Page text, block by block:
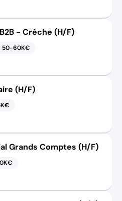
- Crèche (H/F)
50-60K€
(H/F)
Grands Comptes (H/F)